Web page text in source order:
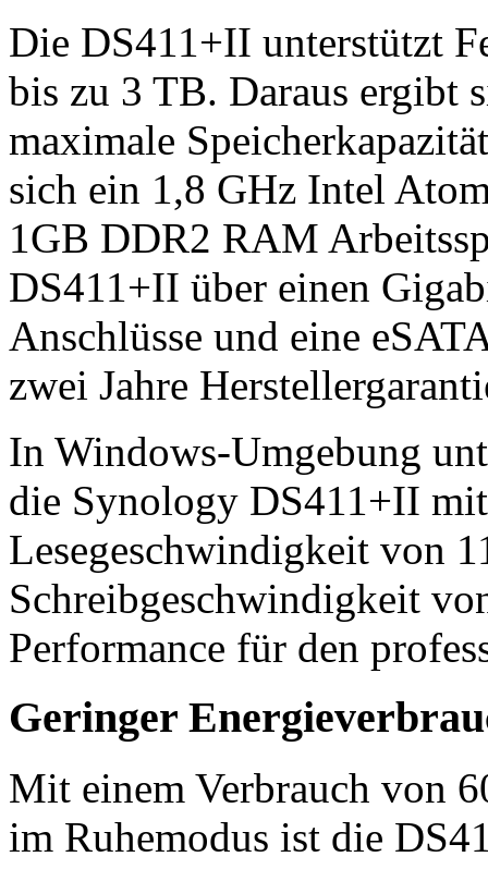
Die DS411+II unterstützt
bis zu 3 TB. Daraus ergibt
maximale
sich ein 1,8 GHz Intel
1GB DDR2 RAM
DS411+II über einen
Anschlüsse und eine
zwei Jahre
In Windows-Umgebung
die Synology DS411+II
Lesegeschwindigkeit von
Schreibgeschwindigkeit
Performance für den
Geringer
Mit einem Verbrauch von
im Ruhemodus ist die